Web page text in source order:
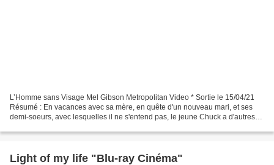
L’Homme sans Visage Mel Gibson Metropolitan Video * Sortie le 15/04/21
Résumé : En vacances avec sa mère, en quête d'un nouveau mari, et ses
demi-soeurs, avec lesquelles il ne s'entend pas, le jeune Chuck a d'autres
Light of my life "Blu-ray Cinéma"